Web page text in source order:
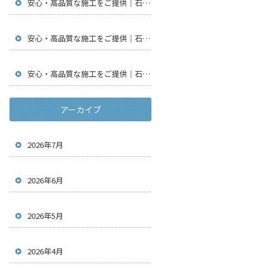
安心・高品質な施工をご提供｜石川県金沢市で仮設足場工事・通信工事・アンテナ工事は【株式会社鳶翔】
安心・高品質な施工をご提供｜石川県金沢市で仮設足場工事・通信工事・アンテナ工事は【株式会社鳶翔】
安心・高品質な施工をご提供｜石川県金沢市で仮設足場工事・通信工事・アンテナ工事は【株式会社鳶翔】
アーカイブ
2026年7月
2026年6月
2026年5月
2026年4月